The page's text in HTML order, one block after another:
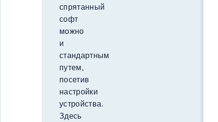
спрятанный
софт
можно
и
стандартным
путем,
посетив
настройки
устройства.
Здесь